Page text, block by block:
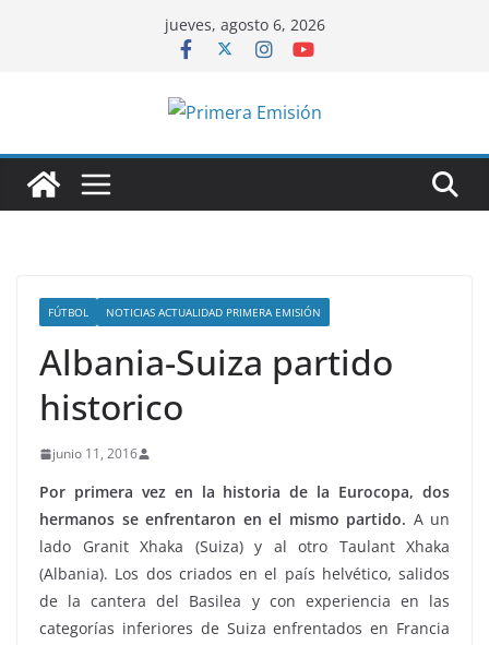
jueves, agosto 6, 2026
FÚTBOL NOTICIAS ACTUALIDAD PRIMERA EMISIÓN
Albania-Suiza partido
historico
junio 11, 2016
Por primera vez en la historia de la Eurocopa, dos
hermanos se enfrentaron en el mismo partido. A un
lado Granit Xhaka (Suiza) y al otro Taulant Xhaka
(Albania). Los dos criados en el país helvético, salidos
de la cantera del Basilea y con experiencia en las
categorías inferiores de Suiza enfrentados en Francia